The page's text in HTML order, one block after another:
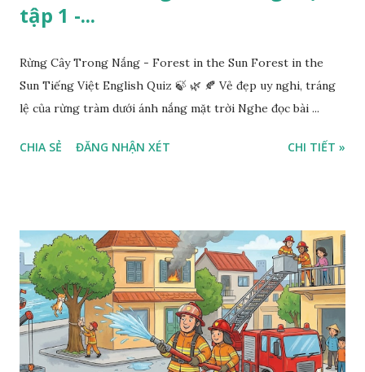
tập 1 -...
Rừng Cây Trong Nắng - Forest in the Sun Forest in the
Sun Tiếng Việt English Quiz 🍃 🌿 🍂 Vẻ đẹp uy nghi, tráng
lệ của rừng tràm dưới ánh nắng mặt trời Nghe đọc bài ...
CHIA SẺ ĐĂNG NHẬN XÉT CHI TIẾT »